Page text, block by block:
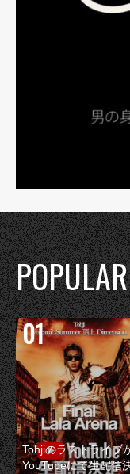
POPULAR
Tohjiのラストライブ
YouTubeにて生配信